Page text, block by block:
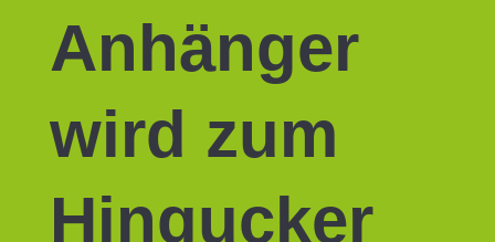
Anhänger
wird zum
Hingucker